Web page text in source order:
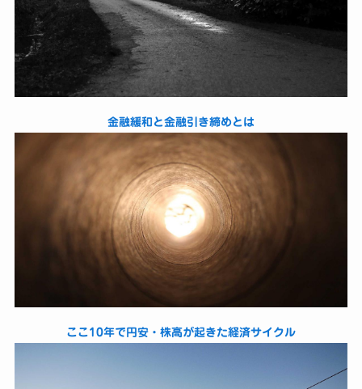
金融緩和と金融引き締めとは
ここ10年で円安・株高が起きた経済サイクル